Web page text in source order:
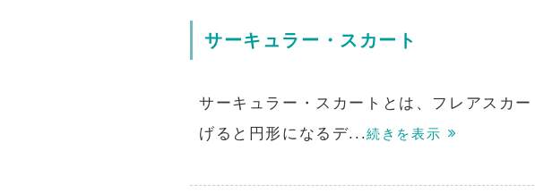
サーキュラー・スカート
サーキュラー・スカートとは、フレアスカ
げると円形になるデ...続きを表示